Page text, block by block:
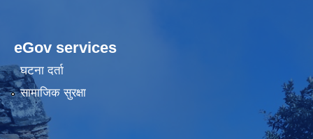
eGov services
घटना दर्ता
सामाजिक सुरक्षा